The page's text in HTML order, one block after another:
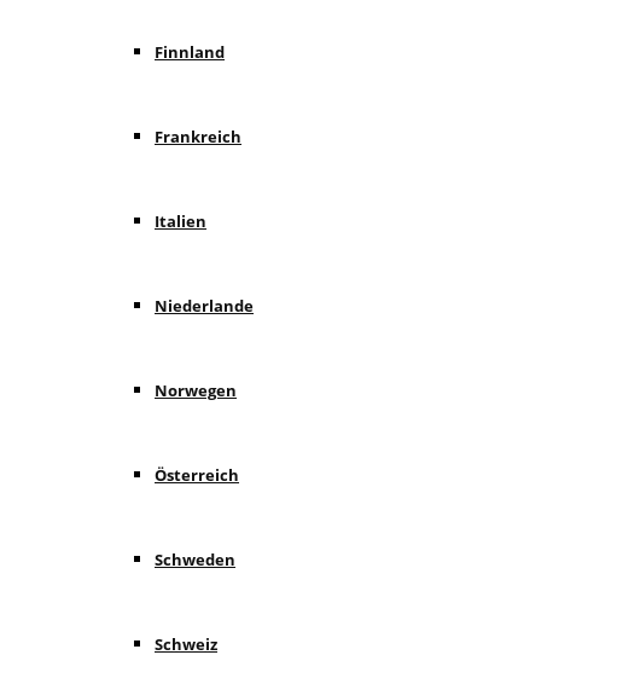
Finnland
Frankreich
Italien
Niederlande
Norwegen
Österreich
Schweden
Schweiz